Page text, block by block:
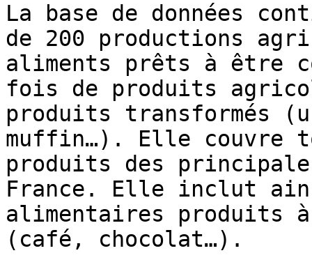
La base de données
de 200 productions
aliments prêts à être
fois de produits
produits transformés
muffin…). Elle couvre
produits des
France. Elle inclut
alimentaires produits
(café, chocolat…).